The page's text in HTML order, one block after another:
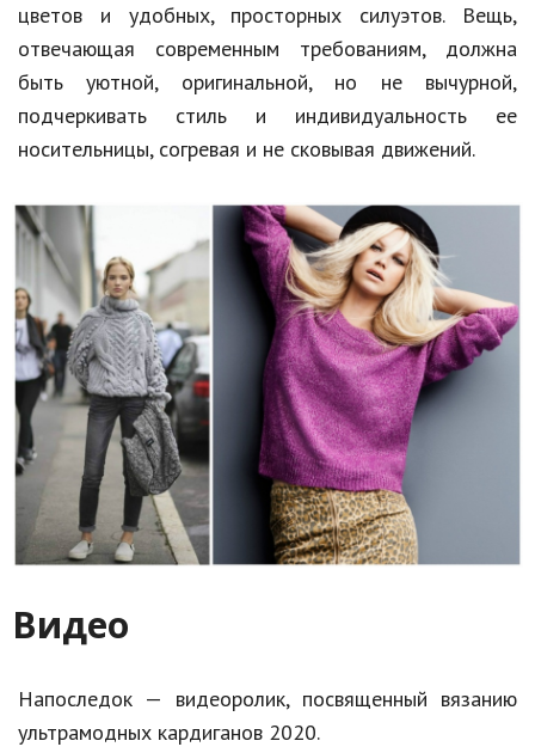
цветов и удобных, просторных силуэтов. Вещь,
отвечающая современным требованиям, должна
быть уютной, оригинальной, но не вычурной,
подчеркивать стиль и индивидуальность ее
носительницы, согревая и не сковывая движений.
Видео
Напоследок — видеоролик, посвященный вязанию
ультрамодных кардиганов 2020.